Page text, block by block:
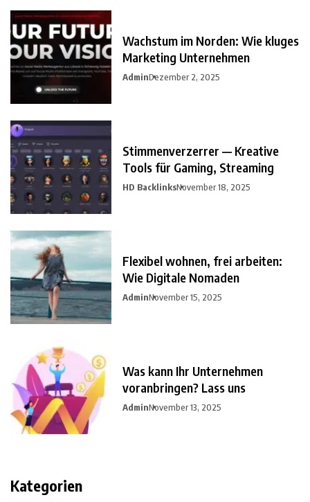
Wachstum im Norden: Wie kluges
Marketing Unternehmen
AdminDezember 2, 2025
Stimmenverzerrer — Kreative
Tools für Gaming, Streaming
HD BacklinksNovember 18, 2025
Flexibel wohnen, frei arbeiten:
Wie Digitale Nomaden
AdminNovember 15, 2025
Was kann Ihr Unternehmen
voranbringen? Lass uns
AdminNovember 13, 2025
Kategorien